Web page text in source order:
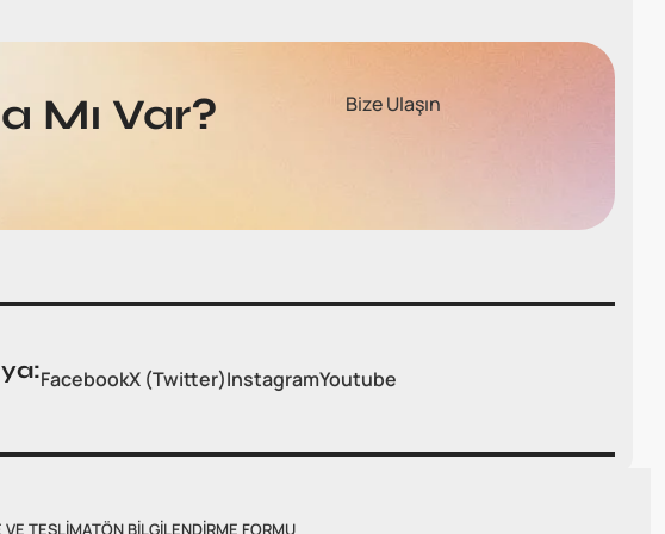
Mı Var? Bize Ulaşın
FacebookX (Twitter)InstagramYoutube
VE TESLIMATÖN BILGILENDIRME FORMU